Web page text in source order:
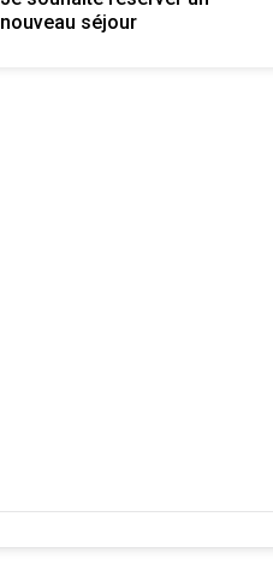
nouveau séjour